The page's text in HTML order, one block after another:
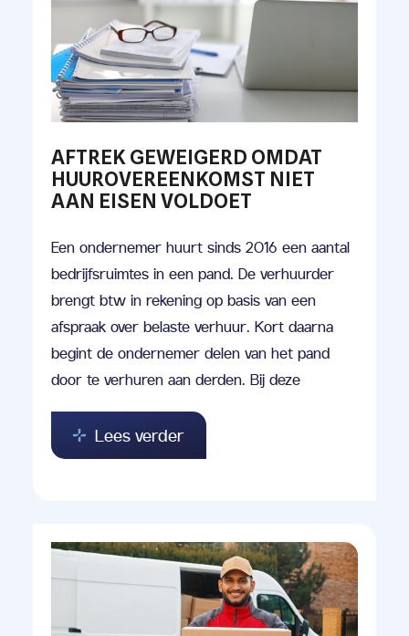
AFTREK GEWEIGERD OMDAT
HUUROVEREENKOMST NIET
AAN EISEN VOLDOET
Een ondernemer huurt sinds 2016 een aantal
bedrijfsruimtes in een pand. De verhuurder
brengt btw in rekening op basis van een
afspraak over belaste verhuur. Kort daarna
begint de ondernemer delen van het pand
door te verhuren aan derden. Bij deze
Lees verder